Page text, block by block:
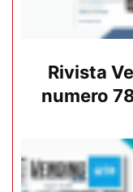
Rivista
numero